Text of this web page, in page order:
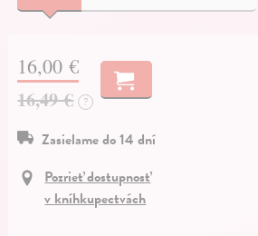
16,00 €
16,49 € ?
Zasielame do 14 dní
Pozrieť dostupnosť
v kníhkupectvách